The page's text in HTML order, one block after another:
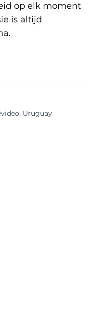
op elk moment
is altijd
Uruguay